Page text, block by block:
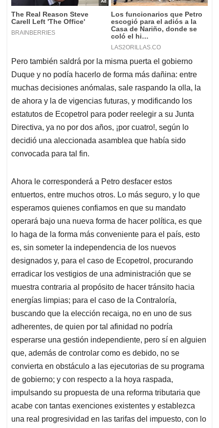
Pero también saldrá por la misma puerta el gobierno
Duque y no podía hacerlo de forma más dañina: entre
muchas decisiones anómalas, sale raspando la olla, la
de ahora y la de vigencias futuras, y modificando los
estatutos de Ecopetrol para poder reelegir a su Junta
Directiva, ya no por dos años, ¡por cuatro!, según lo
decidió una aleccionada asamblea que había sido
convocada para tal fin.
Ahora le corresponderá a Petro desfacer estos
entuertos, entre muchos otros. Lo más seguro, y lo que
esperamos quienes confiamos en que su mandato
operará bajo una nueva forma de hacer política, es que
lo haga de la forma más conveniente para el país, esto
es, sin someter la independencia de los nuevos
designados y, para el caso de Ecopetrol, procurando
erradicar los vestigios de una administración que se
muestra contraria al propósito de hacer tránsito hacia
energías limpias; para el caso de la Contraloría,
buscando que la elección recaiga, no en uno de sus
adherentes, de quien por tal afinidad no podría
esperarse una gestión independiente, pero sí en alguien
que, además de controlar como es debido, no se
convierta en obstáculo a las ejecutorias de su programa
de gobierno; y con respecto a la hoya raspada,
impulsando su propuesta de una reforma tributaria que
acabe con tantas exenciones existentes y establezca
una real progresividad en las tarifas del impuesto, con lo